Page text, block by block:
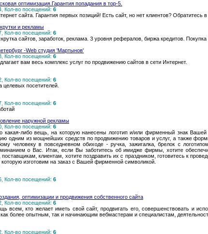
оптимизация.Гарантия попадания в тор-5.
Кол-во посещений: 6
сайта. Гарантия первых позиций! Есть сайт, но нет клиентов? Обратитесь
и рекламы
Кол-во посещений: 6
сайтов, заработок, реклама. 3 уровня рефералов, биржа кредитов.
-Web студия 'Мартынов'
Кол-во посещений: 6
вам весь комплекс услуг по продвижению сайтов в сети Интернет.
Кол-во посещений: 6
целевых посетителей.
Кол-во посещений: 6
наружной рекламы
Кол-во посещений: 6
какая-либо вещь, на которую нанесены логотип и/или фирменный знак
одним из мощнейших средств по продвижению товаров и услуг, а также
человеку в повседневном обиходе - ручка, зажигалка, брелок с
о Вас. Итак, если Вы заботитесь об имидже фирмы, хотите
клиентам, хотите поздравить их с праздником, готовитесь к
изготовим на заказ с Вашей фирменной символикой.
Кол-во посещений: 6
оптимизации и продвижения собственного сайта
Кол-во посещений: 6
всем, кто желает иметь свой сайт, продвигать его, совершенствовать и
более опытным, так и начинающим вебмастерам и специалистам,
Кол-во посещений: 6